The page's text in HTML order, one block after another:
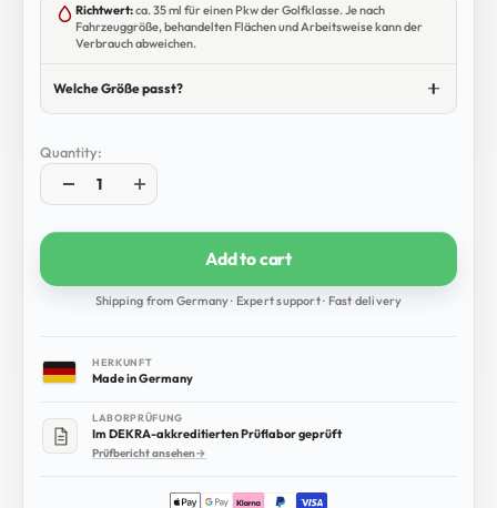
Richtwert:ca. 35 ml für einen Pkw der Golfklasse. Je nach
Fahrzeuggröße, behandelten Flächen und Arbeitsweise kann der
Verbrauch abweichen.
Welche Größe passt?
Quantity:
Add to cart
Shipping from Germany · Expert support · Fast delivery
HERKUNFT
Made in Germany
LABORPRÜFUNG
Im DEKRA-akkreditierten Prüflabor geprüft
Prüfbericht ansehen→